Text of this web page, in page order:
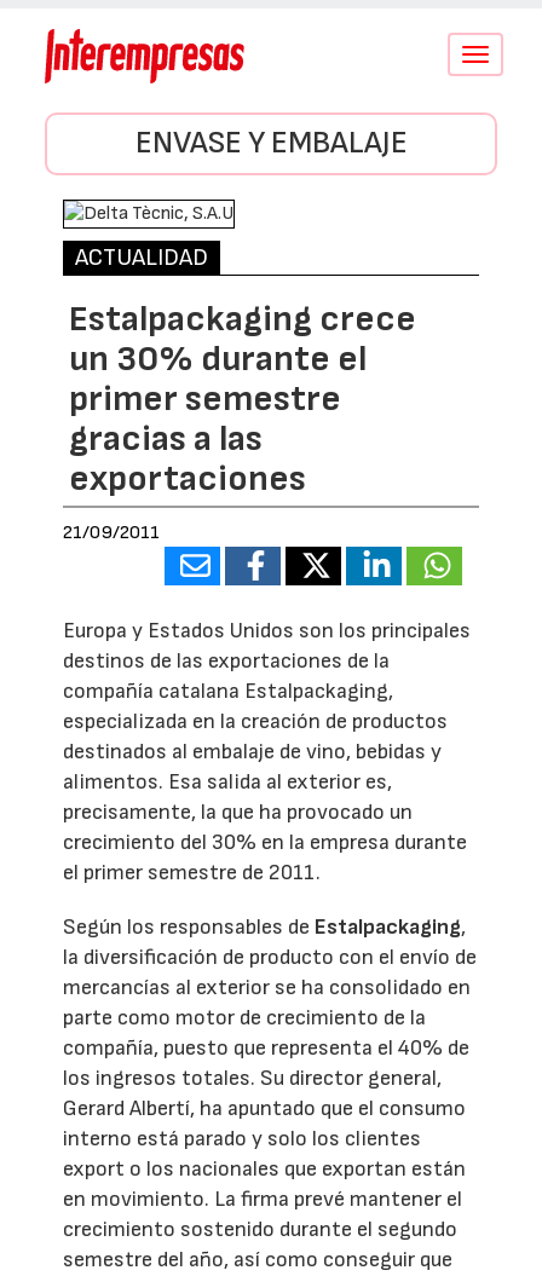
Conmutar
ENVASE Y EMBALAJE
ACTUALIDAD
Estalpackaging crece
un 30% durante el
primer semestre
gracias a las
exportaciones
21/09/2011
Europa y Estados Unidos son los principales
destinos de las exportaciones de la
compañía catalana Estalpackaging,
especializada en la creación de productos
destinados al embalaje de vino, bebidas y
alimentos. Esa salida al exterior es,
precisamente, la que ha provocado un
crecimiento del 30% en la empresa durante
el primer semestre de 2011.
Según los responsables de Estalpackaging,
la diversificación de producto con el envío de
mercancías al exterior se ha consolidado en
parte como motor de crecimiento de la
compañía, puesto que representa el 40% de
los ingresos totales. Su director general,
Gerard Albertí, ha apuntado que el consumo
interno está parado y solo los clientes
export o los nacionales que exportan están
en movimiento. La firma prevé mantener el
crecimiento sostenido durante el segundo
semestre del año, así como conseguir que